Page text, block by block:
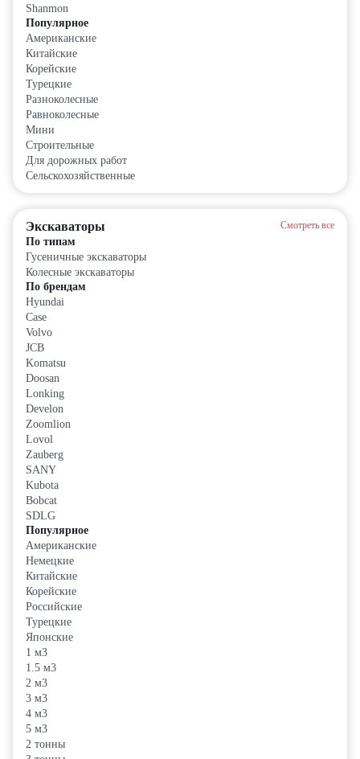
Shanmon
Популярное
Американские
Китайские
Корейские
Турецкие
Разноколесные
Равноколесные
Мини
Строительные
Для дорожных работ
Сельскохозяйственные
Экскаваторы Смотреть все
По типам
Гусеничные экскаваторы
Колесные экскаваторы
По брендам
Hyundai
Case
Volvo
JCB
Komatsu
Doosan
Lonking
Develon
Zoomlion
Lovol
Zauberg
SANY
Kubota
Bobcat
SDLG
Популярное
Американские
Немецкие
Китайские
Корейские
Российские
Турецкие
Японские
1 м3
1.5 м3
2 м3
3 м3
4 м3
5 м3
2 тонны